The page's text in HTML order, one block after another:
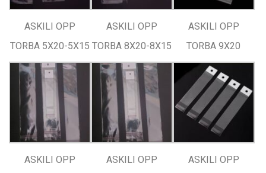
ASKILI OPP
TORBA 5X20-5X15
ASKILI OPP
TORBA 8X20-8X15
ASKILI OPP
TORBA 9X20
ASKILI OPP
ASKILI OPP
ASKILI OPP